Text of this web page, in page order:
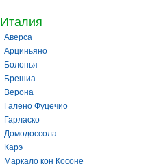
Италия
Аверса
Арциньяно
Болонья
Брешиа
Верона
Галено Фуцечио
Гарласко
Домодоссола
Карэ
Маркало кон Косоне